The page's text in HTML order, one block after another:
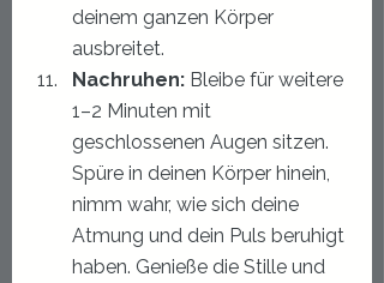
deinem ganzen Körper
ausbreitet.
Nachruhen: Bleibe für weitere
1–2 Minuten mit
geschlossenen Augen sitzen.
Spüre in deinen Körper hinein,
nimm wahr, wie sich deine
Atmung und dein Puls beruhigt
haben. Genieße die Stille und